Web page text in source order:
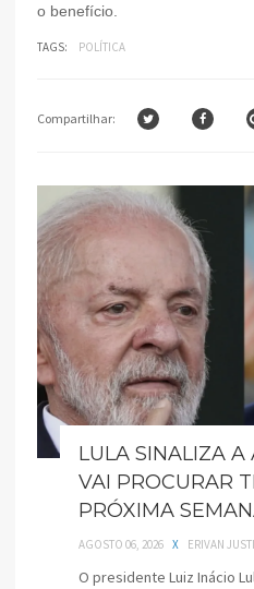
o benefício.
TAGS: POLÍTICA
Compartilhar:
LULA SINALIZA A
VAI PROCURAR
PRÓXIMA
AGOSTO 06, 2026 X ERIVAN
O presidente Luiz Inácio